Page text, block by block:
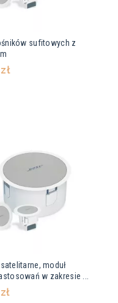
sufitowych z
moduł
w zakresie ...